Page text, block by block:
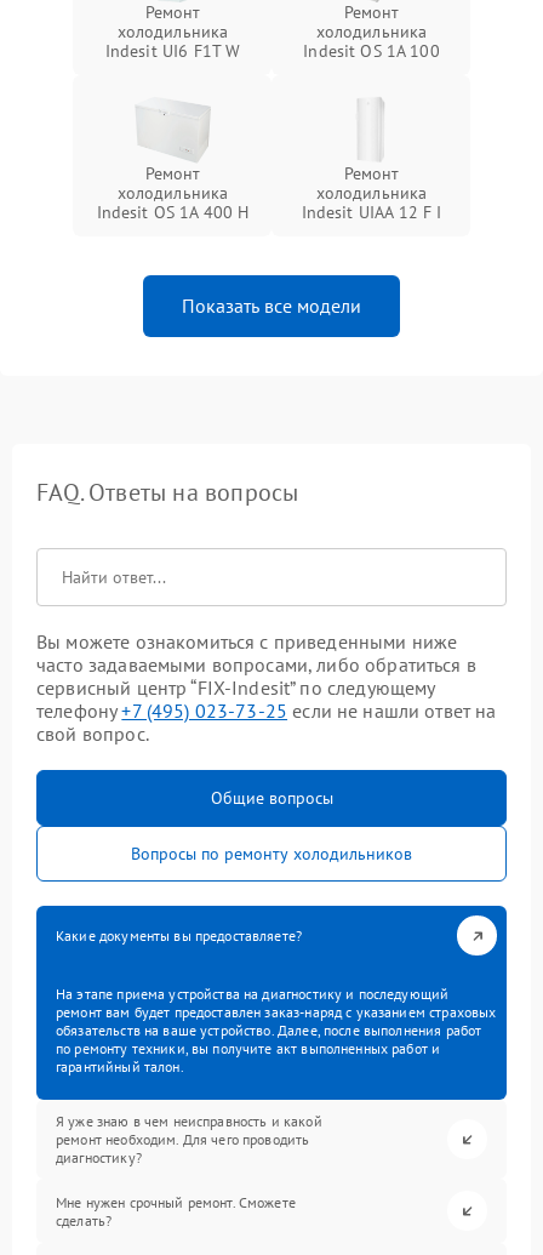
Ремонт
холодильника
Indesit UI6 F1T W
Ремонт
холодильника
Indesit OS 1A 100
Ремонт
холодильника
Indesit OS 1A 400 H
Ремонт
холодильника
Indesit UIAA 12 F I
Показать все модели
FAQ. Ответы на вопросы
Вы можете ознакомиться с приведенными ниже
часто задаваемыми вопросами, либо обратиться в
сервисный центр “FIX-Indesit” по следующему
телефону+7 (495) 023-73-25 если не нашли ответ на
свой вопрос.
Общие вопросы
Вопросы по ремонту холодильников
Какие документы вы предоставляете?
На этапе приема устройства на диагностику и последующий
ремонт вам будет предоставлен заказ-наряд с указанием страховых
обязательств на ваше устройство. Далее, после выполнения работ
по ремонту техники, вы получите акт выполненных работ и
гарантийный талон.
Я уже знаю в чем неисправность и какой
ремонт необходим. Для чего проводить
диагностику?
Мне нужен срочный ремонт. Сможете
сделать?